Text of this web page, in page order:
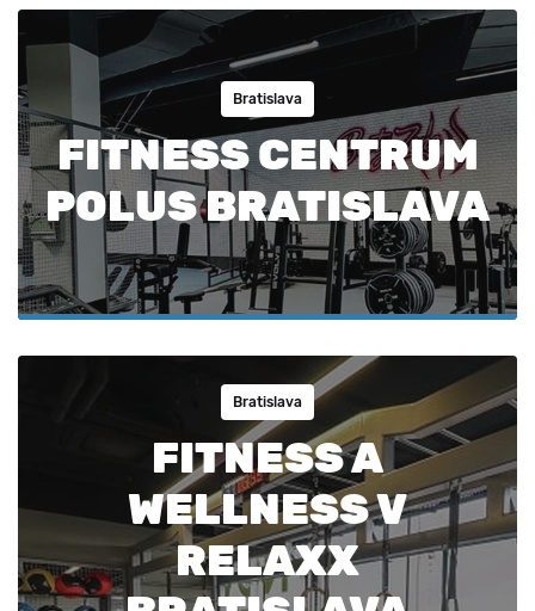
Bratislava
FITNESS CENTRUM
POLUS BRATISLAVA
Bratislava
FITNESS A
WELLNESS V
RELAXX